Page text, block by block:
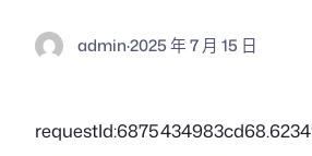
admin·2025 年 7 月 15 日